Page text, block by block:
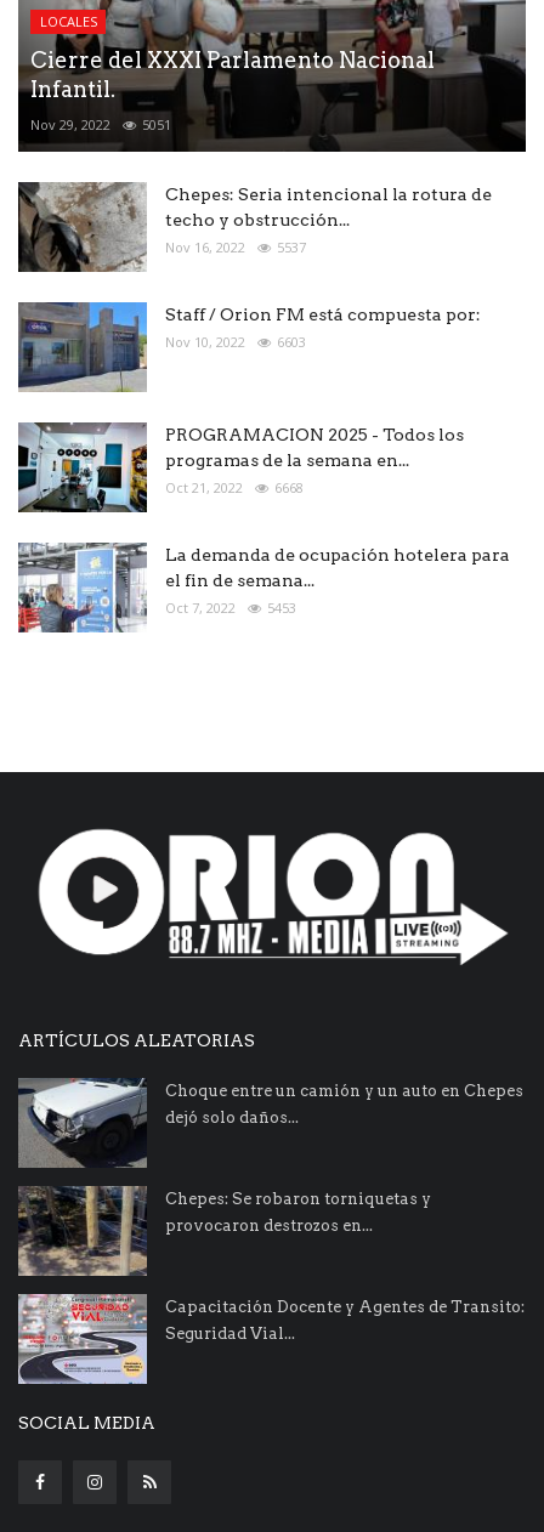
LOCALES
Cierre del XXXI Parlamento Nacional
Infantil.
Nov 29, 2022 5051
Chepes: Seria intencional la rotura de
techo y obstrucción...
Nov 16, 2022 5537
Staff / Orion FM está compuesta por:
Nov 10, 2022 6603
PROGRAMACION 2025 - Todos los
programas de la semana en...
Oct 21, 2022 6668
La demanda de ocupación hotelera para
el fin de semana...
Oct 7, 2022 5453
ARTÍCULOS ALEATORIAS
Choque entre un camión y un auto en Chepes
dejó solo daños...
Chepes: Se robaron torniquetas y
provocaron destrozos en...
Capacitación Docente y Agentes de Transito:
Seguridad Vial...
SOCIAL MEDIA